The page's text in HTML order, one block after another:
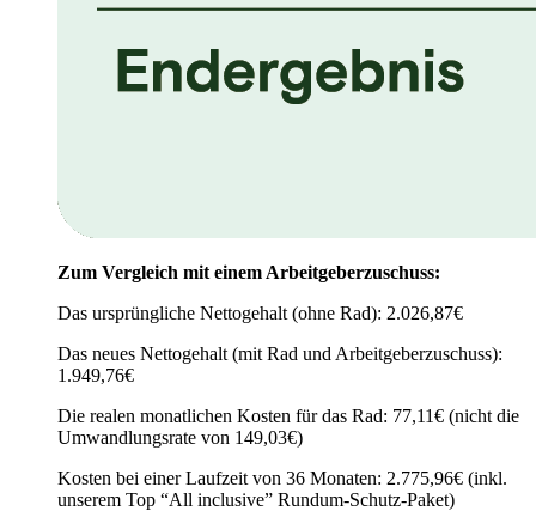
Zum Vergleich mit einem Arbeitgeberzuschuss:
Das ursprüngliche Nettogehalt (ohne Rad): 2.026,87€
Das neues Nettogehalt (mit Rad und Arbeitgeberzuschuss):
1.949,76€
Die realen monatlichen Kosten für das Rad: 77,11€ (nicht die
Umwandlungsrate von 149,03€)
Kosten bei einer Laufzeit von 36 Monaten: 2.775,96€ (inkl.
unserem Top “All inclusive” Rundum-Schutz-Paket)